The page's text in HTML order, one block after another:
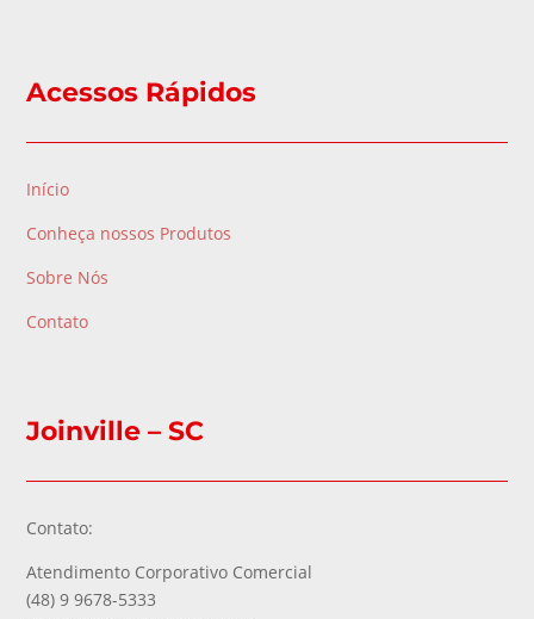
Acessos Rápidos
Início
Conheça nossos Produtos
Sobre Nós
Contato
Joinville – SC
Contato:
Atendimento Corporativo Comercial
(48) 9 9678-5333